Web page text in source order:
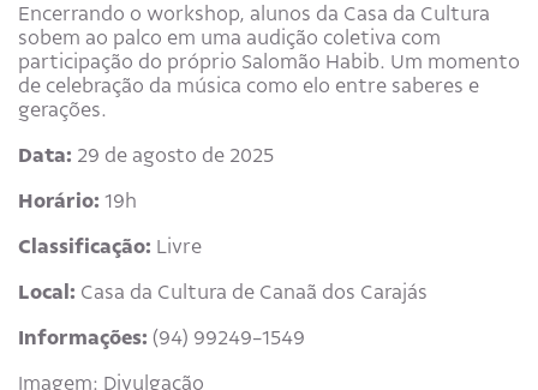
Encerrando o workshop, alunos da Casa da Cultura
sobem ao palco em uma audição coletiva com
participação do próprio Salomão Habib. Um momento
de celebração da música como elo entre saberes e
gerações.
Data: 29 de agosto de 2025
Horário: 19h
Classificação: Livre
Local: Casa da Cultura de Canaã dos Carajás
Informações: (94) 99249-1549
Imagem: Divulgação